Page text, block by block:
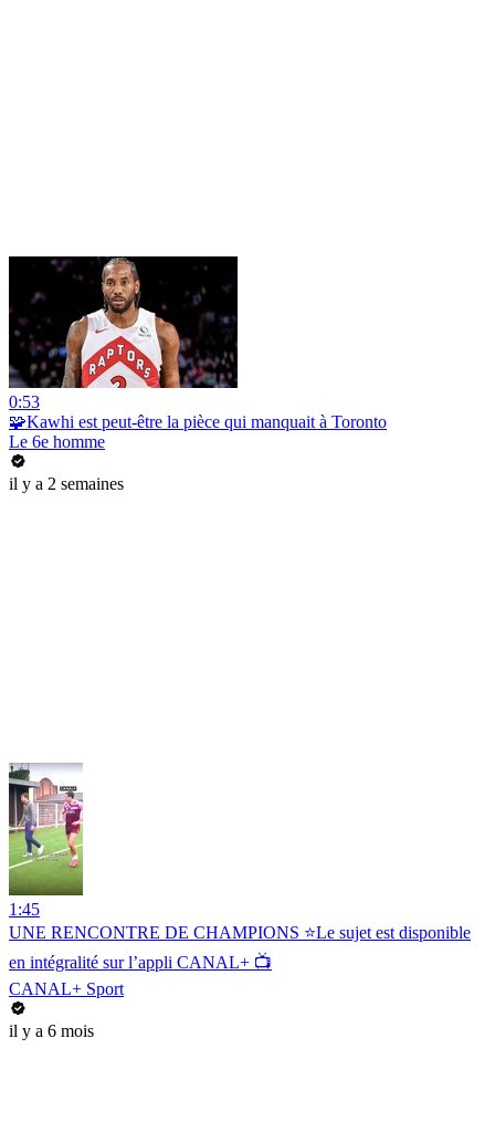
0:53
🧩Kawhi est peut-être la pièce qui manquait à Toronto
Le 6e homme
il y a 2 semaines
1:45
UNE RENCONTRE DE CHAMPIONS ⭐️Le sujet est disponible
en intégralité sur l’appli CANAL+ 📺
CANAL+ Sport
il y a 6 mois